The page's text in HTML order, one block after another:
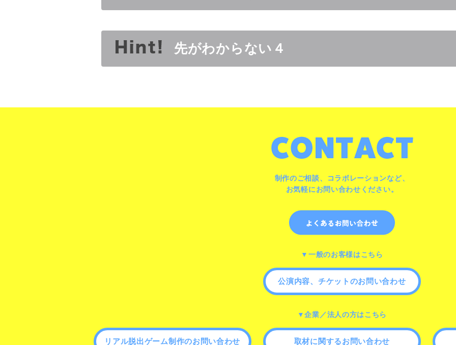
先がわからない４
制作のご相談、コラボレーションなど、
お気軽にお問い合わせください。
▼一般のお客様はこちら
公演内容、チケットのお問い合わせ
▼企業／法人の方はこちら
リアル脱出ゲーム制作のお問い合わせ 取材に関するお問い合わせ